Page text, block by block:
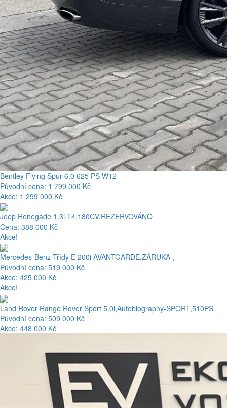
Bentley Flying Spur 6.0 625 PS W12
Původní cena: 1 799 000 Kč
Akce: 1 299 000 Kč
Jeep Renegade 1.3i,T4,180CV,REZERVOVÁNO
Cena: 388 000 Kč
Akce!
Mercedes-Benz Třídy E 200i AVANTGARDE,ZÁRUKA ,
Původní cena: 519 000 Kč
Akce: 425 000 Kč
Akce!
Land Rover Range Rover Sport 5.0i,Autobiography-SPORT,510PS
Původní cena: 509 000 Kč
Akce: 448 000 Kč